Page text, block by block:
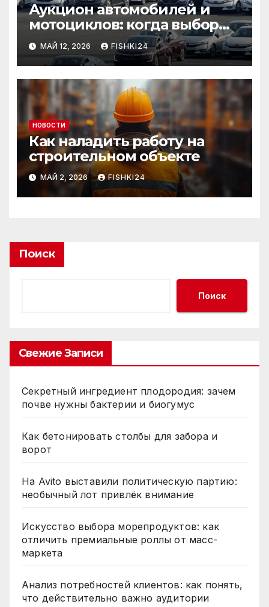
Аукцион автомобилей и
мотоциклов: когда выбор
становится осознанным
МАЙ 12, 2026 FISHKI24
НОВОСТИ
Как наладить работу на
строительном объекте
МАЙ 2, 2026 FISHKI24
Поиск
Поиск
Свежие Записи
Секретный ингредиент плодородия: зачем
почве нужны бактерии и биогумус
Как бетонировать столбы для забора и
ворот
На Avito выставили политическую партию:
необычный лот привлёк внимание
Искусство выбора морепродуктов: как
отличить премиальные роллы от масс-
маркета
Анализ потребностей клиентов: как понять,
что действительно важно аудитории